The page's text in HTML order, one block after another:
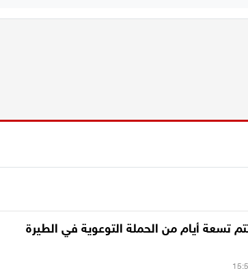
تسعة أيام من الحملة التوعوية في الطيرة